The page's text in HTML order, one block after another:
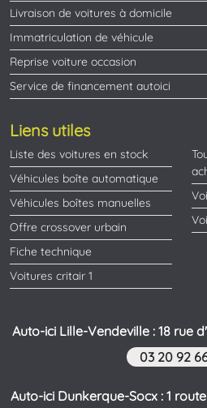
Livraison de voitures à domicile
Immatriculation de véhicule
Reprise voiture occasion
Service de financement autoici
Liens utiles
Liste des voitures en stock
Véhicules boîte automatique
Véhicules boîtes manuelles
Offre crossover urbain
Fiche technique
Voitures critair 1
Auto-ici Lille-Vendeville : 18 rue
03 20 92
Auto-ici Dunkerque-Socx : 1